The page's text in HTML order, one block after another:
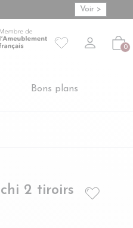
Voir >
Votre liste de
Créer
Mon compte
S'inscrire
Connexion 0
Bons plans
2 tiroirs - AGDE